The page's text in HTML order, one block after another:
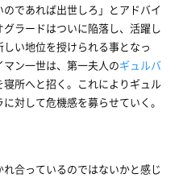
であれば出世しろ」とアドバイ
ラードはついに陥落し、活躍し
い地位を授けられる事となっ
ン一世は、第一夫人のギュルバ
所へと招く。これによりギュル
対して危機感を募らせていく。
れ合っているのではないかと感じ